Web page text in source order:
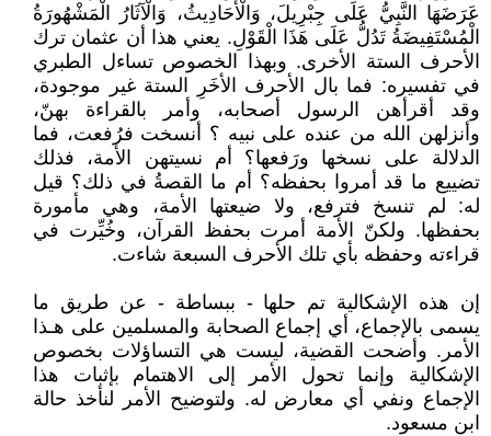
عَرَضَهَا النَّبِيُّ عَلَى جِبْرِيلَ، وَالْأَحَادِيثُ، وَالْآثَارُ الْمَشْهُورَةُ
الْمُسْتَفِيضَةُ تَدُلُّ عَلَى هَذَا الْقَوْلِ. يعني هذا أن عثمان ترك
الأحرف الستة الأخرى. وبهذا الخصوص تساءل الطبري
في تفسيره: فما بال الأحرف الأخَرِ الستة غير موجودة،
وقد أقرأهن الرسول أصحابه، وأمر بالقراءة بهنّ،
وأنزلهن الله من عنده على نبيه ؟ أنسخت فرُفعت، فما
الدلالة على نسخها ورَفعها؟ أم نسيتهن الأمة، فذلك
تضييع ما قد أمروا بحفظه؟ أم ما القصةُ في ذلك؟ قيل
له: لم تنسخ فترفع، ولا ضيعتها الأمة، وهي مأمورة
بحفظها. ولكنّ الأمة أمرت بحفظ القرآن، وخُيِّرت في
قراءته وحفظه بأي تلك الأحرف السبعة شاءت.
إن هذه الإشكالية تم حلها - ببساطة - عن طريق ما
يسمى بالإجماع، أي إجماع الصحابة والمسلمين على هـذا
الأمر. وأضحت القضية، ليست هي التساؤلات بخصوص
الإشكالية وإنما تحول الأمر إلى الاهتمام بإثبات هذا
الإجماع ونفي أي معارض له. ولتوضيح الأمر لنأخذ حالة
ابن مسعود.